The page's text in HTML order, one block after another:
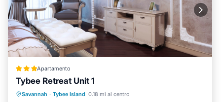
Apartamento
Tybee Retreat Unit 1
Savannah · Tybee Island 0.18 mi al centro
Aparcamiento
Internet